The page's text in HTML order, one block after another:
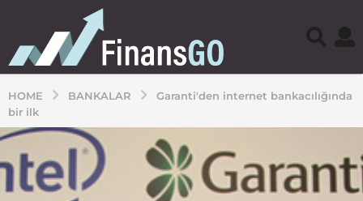
HOME BANKALAR
Garanti'den internet bankacılığında
bir ilk